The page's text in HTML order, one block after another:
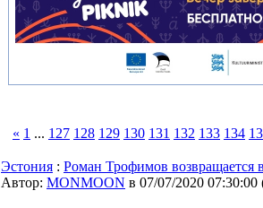
« 1 ... 127 128 129 130 131 132 133 134
Эстония : Роман Трофимов возвращается
Автор: MONMOON в 07/07/2020 07:30:00